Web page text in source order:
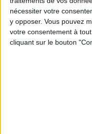
nécessiter votre
y opposer. Vous pouvez
votre consentement à
cliquant sur le bouton
samedi de 11h à 19h30.
© His par Veronese.
Découvrez aussi3